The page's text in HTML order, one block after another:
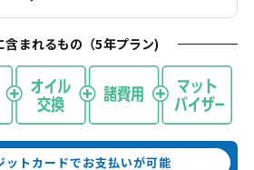
含まれるもの（5年プラン)
ットカードでお支払いが可能